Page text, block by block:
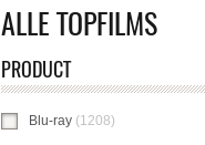
ALLE TOPFILMS
PRODUCT
Blu-ray (1208)